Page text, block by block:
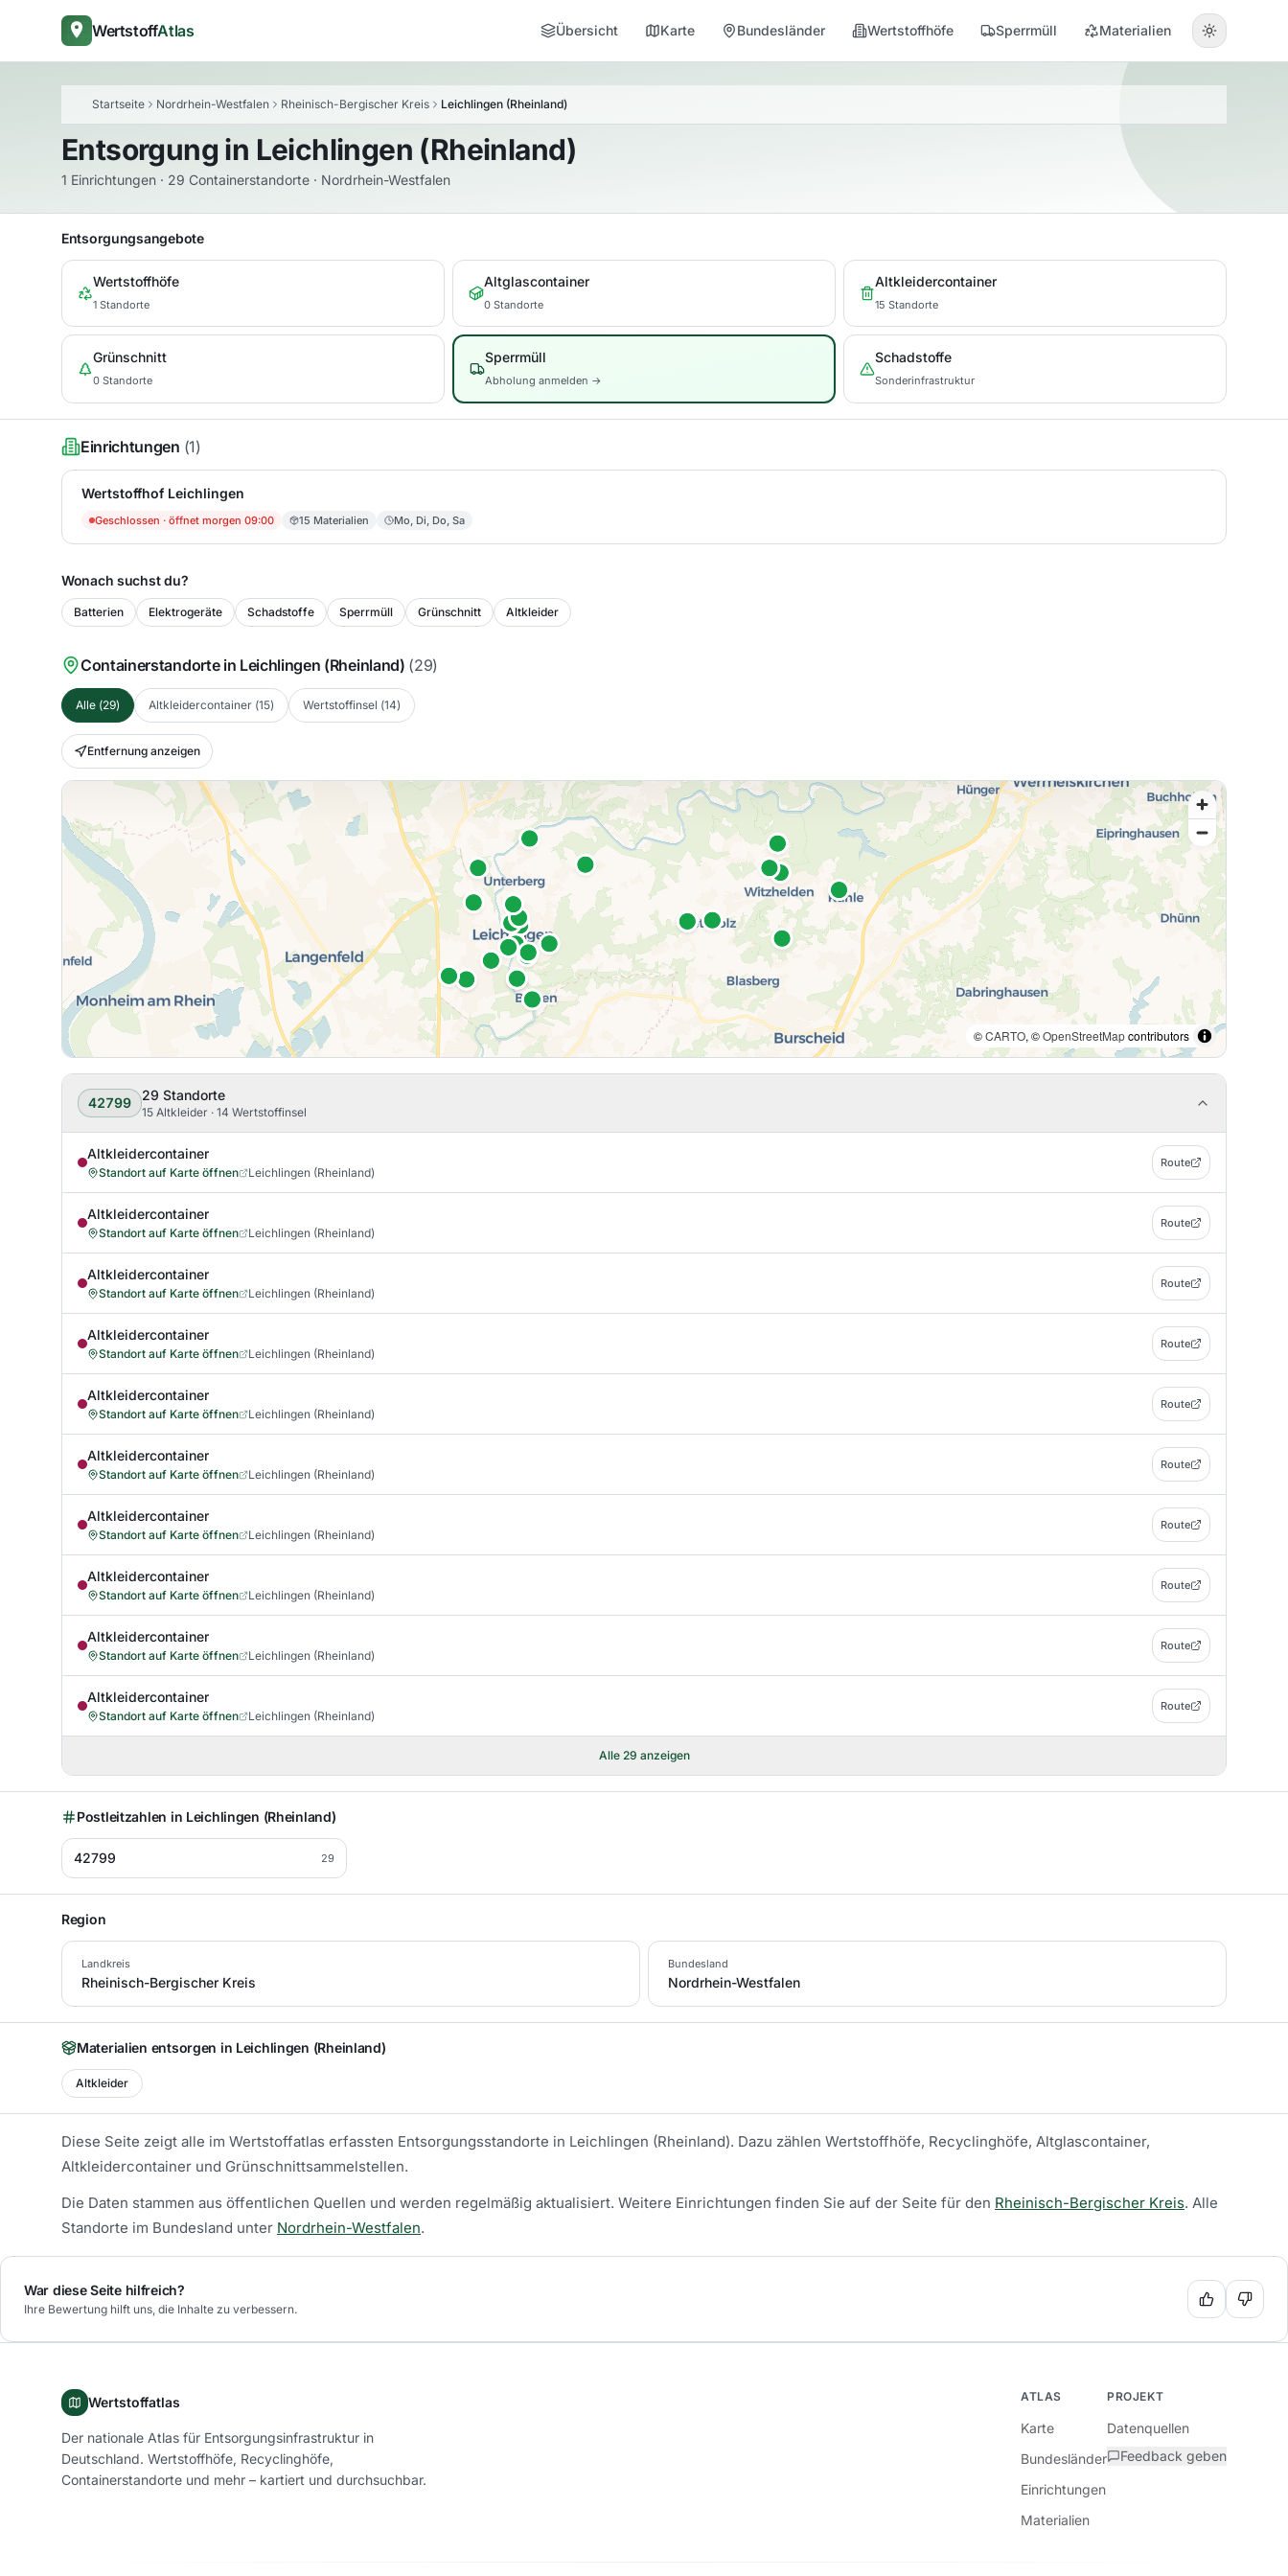
WertstoffAtlas Übersicht Karte Bundesländer Wertstoffhöfe Sperrmüll Materialien
Startseite Nordrhein-Westfalen Rheinisch-Bergischer Kreis Leichlingen (Rheinland)
Entsorgung in Leichlingen (Rheinland)
1 Einrichtungen · 29 Containerstandorte · Nordrhein-Westfalen
Entsorgungsangebote
Wertstoffhöfe
1 Standorte
Altglascontainer
0 Standorte
Altkleidercontainer
15 Standorte
Grünschnitt
0 Standorte
Sperrmüll
Abholung anmelden →
Schadstoffe
Sonderinfrastruktur
Einrichtungen (1)
Wertstoffhof Leichlingen
Geschlossen · öffnet morgen 09:00 15 Materialien Mo, Di, Do, Sa
Wonach suchst du?
Batterien Elektrogeräte Schadstoffe Sperrmüll Grünschnitt Altkleider
Containerstandorte in Leichlingen (Rheinland) (29)
Alle (29) Altkleidercontainer (15) Wertstoffinsel (14)
Entfernung anzeigen
©CARTO, ©OpenStreetMapcontributors
42799 29 Standorte
15 Altkleider · 14 Wertstoffinsel
Altkleidercontainer
Standort auf Karte öffnen Leichlingen (Rheinland)
Route
Altkleidercontainer
Standort auf Karte öffnen Leichlingen (Rheinland)
Route
Altkleidercontainer
Standort auf Karte öffnen Leichlingen (Rheinland)
Route
Altkleidercontainer
Standort auf Karte öffnen Leichlingen (Rheinland)
Route
Altkleidercontainer
Standort auf Karte öffnen Leichlingen (Rheinland)
Route
Altkleidercontainer
Standort auf Karte öffnen Leichlingen (Rheinland)
Route
Altkleidercontainer
Standort auf Karte öffnen Leichlingen (Rheinland)
Route
Altkleidercontainer
Standort auf Karte öffnen Leichlingen (Rheinland)
Route
Altkleidercontainer
Standort auf Karte öffnen Leichlingen (Rheinland)
Route
Altkleidercontainer
Standort auf Karte öffnen Leichlingen (Rheinland)
Route
Alle 29 anzeigen
Postleitzahlen in Leichlingen (Rheinland)
42799 29
Region
Landkreis
Rheinisch-Bergischer Kreis
Bundesland
Nordrhein-Westfalen
Materialien entsorgen in Leichlingen (Rheinland)
Altkleider
Diese Seite zeigt alle im Wertstoffatlas erfassten Entsorgungsstandorte in Leichlingen (Rheinland). Dazu zählen Wertstoffhöfe, Recyclinghöfe, Altglascontainer,
Altkleidercontainer und Grünschnittsammelstellen.
Die Daten stammen aus öffentlichen Quellen und werden regelmäßig aktualisiert. Weitere Einrichtungen finden Sie auf der Seite für den Rheinisch-Bergischer Kreis. Alle
Standorte im Bundesland unter Nordrhein-Westfalen.
War diese Seite hilfreich?
Ihre Bewertung hilft uns, die Inhalte zu verbessern.
Wertstoffatlas
Der nationale Atlas für Entsorgungsinfrastruktur in
Deutschland. Wertstoffhöfe, Recyclinghöfe,
Containerstandorte und mehr – kartiert und durchsuchbar.
ATLAS
Karte
Bundesländer
Einrichtungen
Materialien
PROJEKT
Datenquellen
Feedback geben